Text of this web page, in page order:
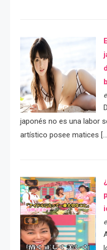
japonés no es una labor
artístico posee matices